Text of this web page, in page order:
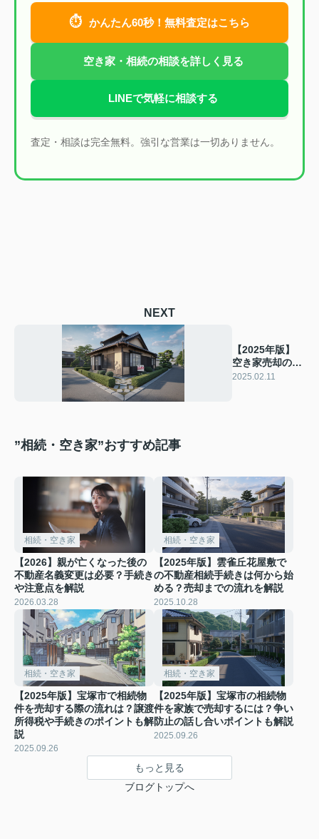
⏱ かんたん60秒！無料査定はこちら
空き家・相続の相談を詳しく見る
LINEで気軽に相談する
査定・相談は完全無料。強引な営業は一切ありません。
NEXT
【2025年版】
空き家売却のタ
イミングと査定
2025.02.11
”相続・空き家”おすすめ記事
相続・空き家
【2026】親が亡くなった後の
不動産名義変更は必要？手続き
や注意点を解説
2026.03.28
相続・空き家
【2025年版】雲雀丘花屋敷で
の不動産相続手続きは何から始
める？売却までの流れを解説
2025.10.28
相続・空き家
【2025年版】宝塚市で相続物
件を売却する際の流れは？譲渡
所得税や手続きのポイントも解
説
2025.09.26
相続・空き家
【2025年版】宝塚市の相続物
件を家族で売却するには？争い
防止の話し合いポイントも解説
2025.09.26
もっと見る
ブログトップへ